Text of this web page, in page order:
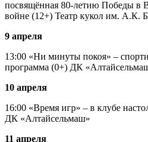
посвящённая 80-летию Победы в
войне (12+) Театр кукол им. А.К.
9 апреля
13:00 «Ни минуты покоя» –
программа (0+) ДК
10 апреля
16:00 «Время игр» – в клубе
ДК «Алтайсельмаш»
11 апреля